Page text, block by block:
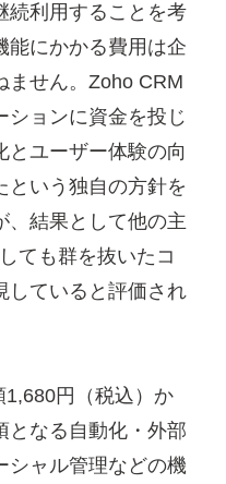
続利用することを考
能にかかる費用は企
ません。Zoho CRM
ションに資金を投じ
とユーザー体験の向
という独自の方針を
、結果として他の主
ても群を抜いたコ
していると評価され
円（税込）か
となる自動化・外部
シャル管理などの機